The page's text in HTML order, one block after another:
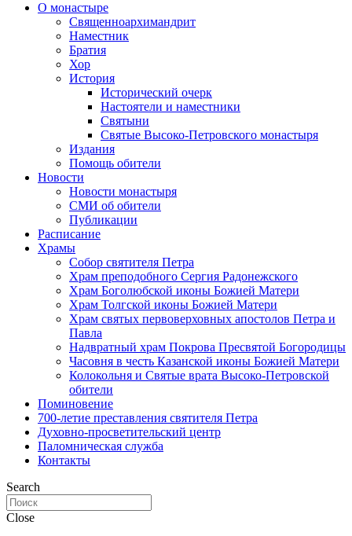
О монастыре
Священноархимандрит
Наместник
Братия
Хор
История
Исторический очерк
Настоятели и наместники
Святыни
Святые Высоко-Петровского монастыря
Издания
Помощь обители
Новости
Новости монастыря
СМИ об обители
Публикации
Расписание
Храмы
Собор святителя Петра
Храм преподобного Сергия Радонежского
Храм Боголюбской иконы Божией Матери
Храм Толгской иконы Божией Матери
Храм святых первоверховных апостолов Петра и
Павла
Надвратный храм Покрова Пресвятой Богородицы
Часовня в честь Казанской иконы Божией Матери
Колокольня и Святые врата Высоко-Петровской
обители
Поминовение
700-летие преставления святителя Петра
Духовно-просветительский центр
Паломническая служба
Контакты
Search
Close